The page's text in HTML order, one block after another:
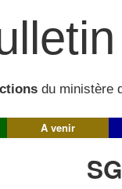
du ministère
A venir